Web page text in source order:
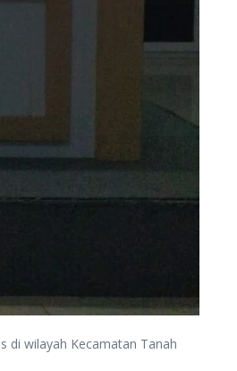
di wilayah Kecamatan Tanah